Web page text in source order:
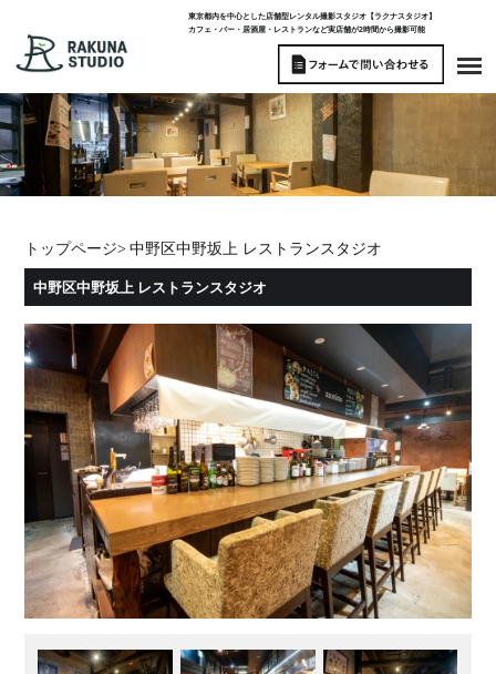
東京都内を中心とした店舗型レンタル撮影スタジオ【ラクナスタジオ】
カフェ・バー・居酒屋・レストランなど実店舗が2時間から撮影可能
トップページ> 中野区中野坂上 レストランスタジオ
中野区中野坂上 レストランスタジオ